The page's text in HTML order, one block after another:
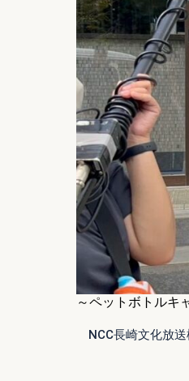
～ペットボトルキ
NCC長崎文化放送